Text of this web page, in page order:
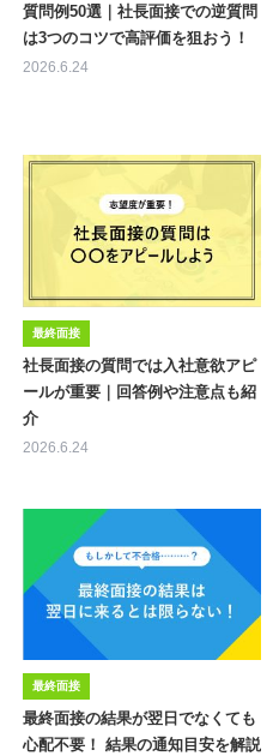
質問例50選｜社長面接での逆質問
は3つのコツで高評価を狙おう！
2026.6.24
最終面接
社長面接の質問では入社意欲アピ
ールが重要｜回答例や注意点も紹
介
2026.6.24
最終面接
最終面接の結果が翌日でなくても
心配不要！ 結果の通知目安を解説